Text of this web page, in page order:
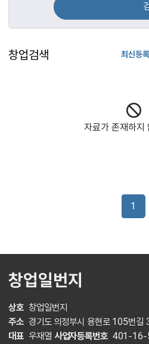
창업검색 최신등
자료가 존재하지
1
창업일번지
상호 창업일번지
주소 경기도 의정부시 용현로 105번길
대표 우재열 사업자등록번호 401-16-